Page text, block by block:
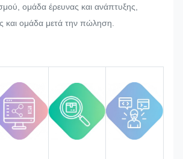
αν αυτό μπορεί να τροποποιηθεί.
Θα παρακολουθούμε και θα
ποιότητας.
ομάδα έρευνας και ανάπτυξης,
και ομάδα μετά την πώληση.